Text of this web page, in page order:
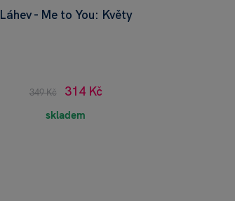
Láhev - Me to You: Květy
349 Kč 314 Kč
skladem